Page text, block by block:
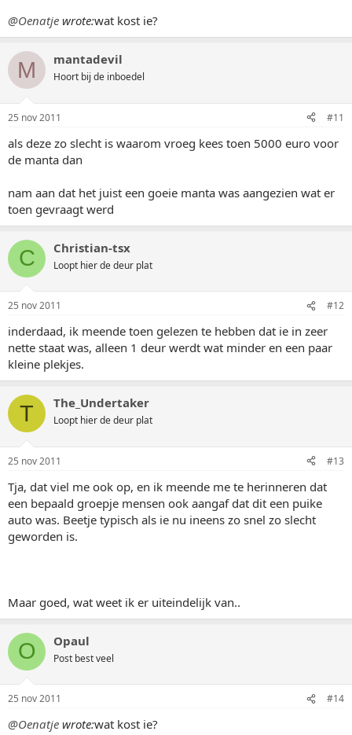
@Oenatje wrote:wat kost ie?
M mantadevil
Hoort bij de inboedel
25 nov 2011 #11
als deze zo slecht is waarom vroeg kees toen 5000 euro voor
de manta dan
nam aan dat het juist een goeie manta was aangezien wat er
toen gevraagt werd
C Christian-tsx
Loopt hier de deur plat
25 nov 2011 #12
inderdaad, ik meende toen gelezen te hebben dat ie in zeer
nette staat was, alleen 1 deur werdt wat minder en een paar
kleine plekjes.
T The_Undertaker
Loopt hier de deur plat
25 nov 2011 #13
Tja, dat viel me ook op, en ik meende me te herinneren dat
een bepaald groepje mensen ook aangaf dat dit een puike
auto was. Beetje typisch als ie nu ineens zo snel zo slecht
geworden is.
Maar goed, wat weet ik er uiteindelijk van..
O Opaul
Post best veel
25 nov 2011 #14
@Oenatje wrote:wat kost ie?